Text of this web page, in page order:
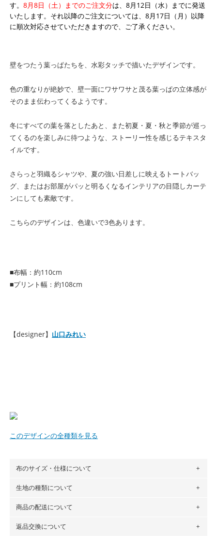
す。 8月8日（土）までのご注文分は、8月12日（水）までに発送
いたします。それ以降のご注文については、8月17日（月）以降
に順次対応させていただきますので、ご了承ください。
壁をつたう葉っぱたちを、水彩タッチで描いたデザインです。
色の重なりが絶妙で、壁一面にワサワサと茂る葉っぱの立体感が
そのまま伝わってくるようです。
冬にすべての葉を落としたあと、また初夏・夏・秋と季節が巡っ
てくるのを楽しみに待つような、ストーリー性を感じるテキスタ
イルです。
さらっと羽織るシャツや、夏の強い日差しに映えるトートバッ
グ、またはお部屋がパッと明るくなるインテリアの目隠しカーテ
ンにしても素敵です。
こちらのデザインは、色違いで3色あります。
■布幅：約110cm
■プリント幅：約108cm
【designer】 山口みれい
このデザインの全種類を見る
布のサイズ・仕様について
布の長さは50cm単位での販売になります。
場合 → 購入数量「7」
生地の種類について
・現在、すべてのデザインのプリントに使用している生地は
ットン（ダブルガーゼ）・100％コットン（ローン）・コッ
商品の配送について
・ネコポスでの配送は、布は2mまで型紙は2個までとなりま
返品交換について